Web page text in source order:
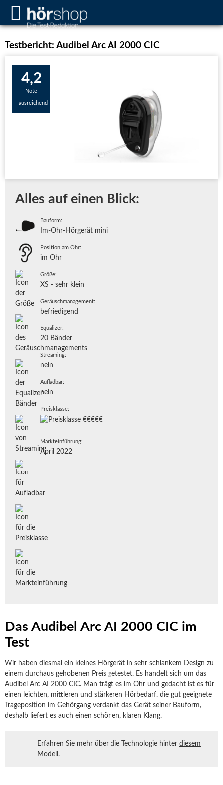
Testbericht: Audibel Arc AI 2000 CIC
4,2
Note
ausreichend
Das Audibel Arc AI 2000 CIC im
Test
Wir haben diesmal ein kleines Hörgerät in sehr schlankem Design zu
einem durchaus gehobenen Preis getestet. Es handelt sich um das
Audibel Arc AI 2000 CIC. Man trägt es im Ohr und gedacht ist es für
einen leichten, mittleren und stärkeren Hörbedarf. die gut geeignete
Trageposition im Gehörgang verdankt das Gerät seiner Bauform,
deshalb liefert es auch einen schönen, klaren Klang.
Erfahren Sie mehr über die Technologie hinter diesem
Modell .
Alles auf einen Blick:
Bauform:
Im-Ohr-Hörgerät mini
Position am Ohr:
im Ohr
Größe:
XS - sehr klein
Geräuschmanagement:
befriedigend
Equalizer:
20 Bänder
Streaming:
nein
Aufladbar:
nein
Preisklasse:
Markteinführung:
April 2022